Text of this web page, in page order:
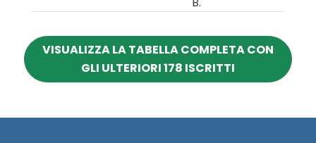
VISUALIZZA LA TABELLA COMPLETA CON
GLI ULTERIORI 178 ISCRITTI